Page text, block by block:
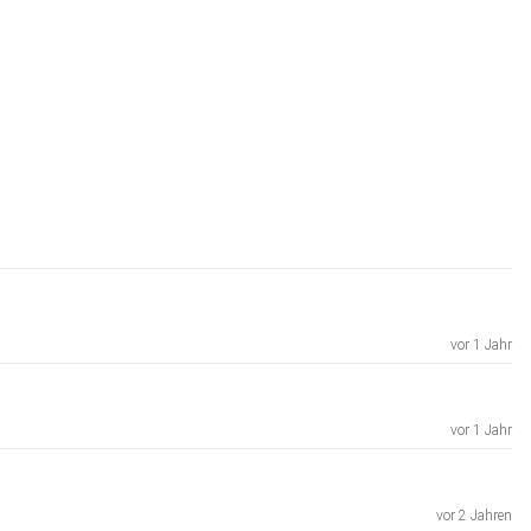
vor 1 Jahr
vor 1 Jahr
vor 2 Jahren